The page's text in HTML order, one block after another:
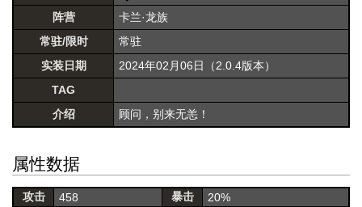
阵营
卡兰·龙族
常驻/限时
常驻
实装日期
2024年02月06日（2.0.4版本）
TAG
介绍
顾问，别来无恙！
属性数据
攻击 458 暴击
20%